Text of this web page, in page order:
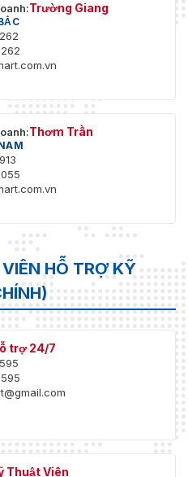
Trường Giang
Thơm Trần
HỖ TRỢ KỸ
trợ 24/7
Thuật Viên